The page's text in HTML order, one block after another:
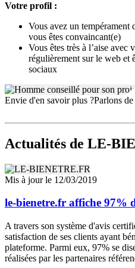
Accompagnement et formation
Dès l’intégration, chaque
parcours de formation
local. Un dispositif complet
: assistance commerciale et
membres du réseau, et outils de
disponibles à chaque étape,
pérenne du modèle.
Votre profil :
Vous avez un tempérament
vous êtes convaincant(e)
Vous êtes très à l’aise avec
régulièrement sur le web et
sociaux
Envie d'en savoir plus ?Parlons
Actualités de LE-
Mis à jour le 12/03/2019
le-bienetre.fr affiche 97%
A travers son système d'avis
satisfaction de ses clients ayant
plateforme. Parmi eux, 97% se
réalisées par les partenaires